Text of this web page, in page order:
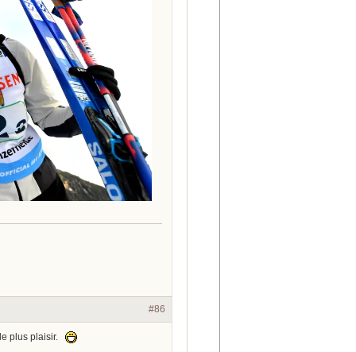
#86
plus plaisir.